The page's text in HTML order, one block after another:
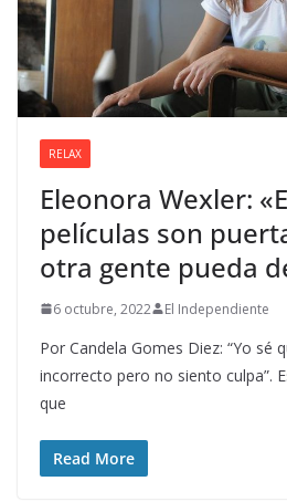
RELAX
Eleonora Wexler:
películas son
otra gente pueda
6 octubre, 2022 El Independiente
Por Candela Gomes Diez: “Yo sé
incorrecto pero no siento culpa”.
que
Read More